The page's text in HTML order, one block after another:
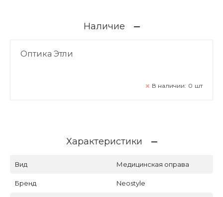
Наличие
Оптика Этли
В наличии: 0 шт
Характеристики
Вид Медицинская оправа
Бренд Neostyle